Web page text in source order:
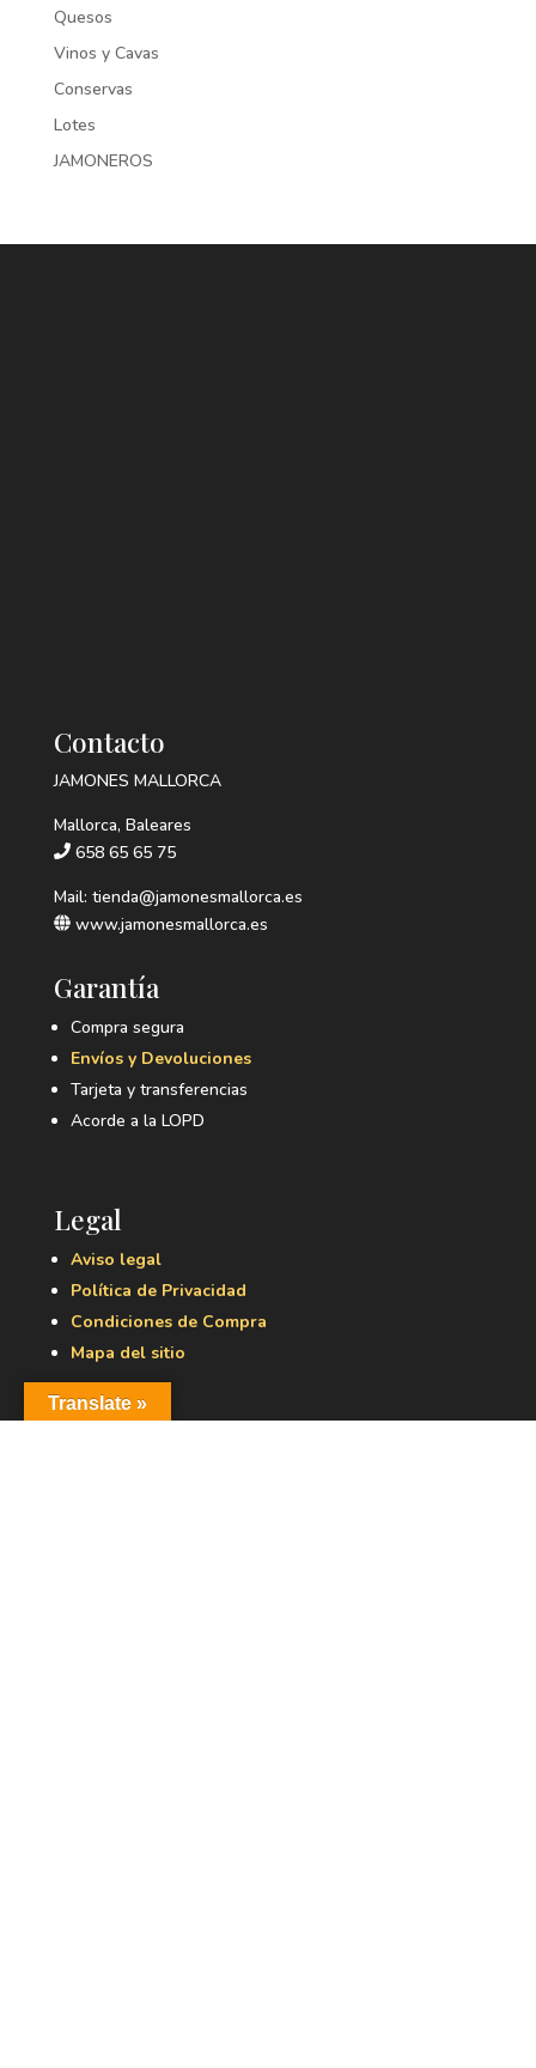
Quesos
Vinos y Cavas
Conservas
Lotes
JAMONEROS
Contacto
JAMONES MALLORCA
Mallorca, Baleares
658 65 65 75
Mail: tienda@jamonesmallorca.es
www.jamonesmallorca.es
Garantía
Compra segura
Envíos y Devoluciones
Tarjeta y transferencias
Acorde a la LOPD
Legal
Aviso legal
Política de Privacidad
Condiciones de Compra
Mapa del sitio
Translate »